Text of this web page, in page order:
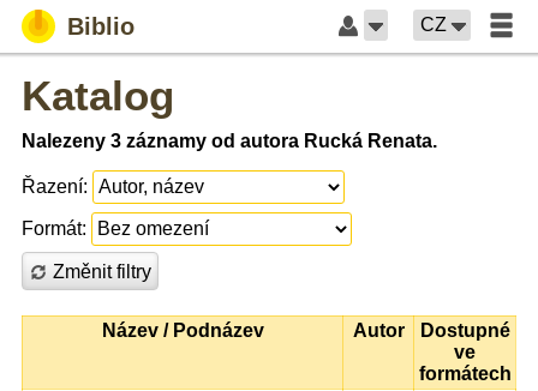
Biblio CZ
Katalog
Nalezeny 3 záznamy od autora Rucká Renata.
Řazení:
Formát:
Změnit filtry
Název / Podnázev Autor
Dostupné
ve
formátech